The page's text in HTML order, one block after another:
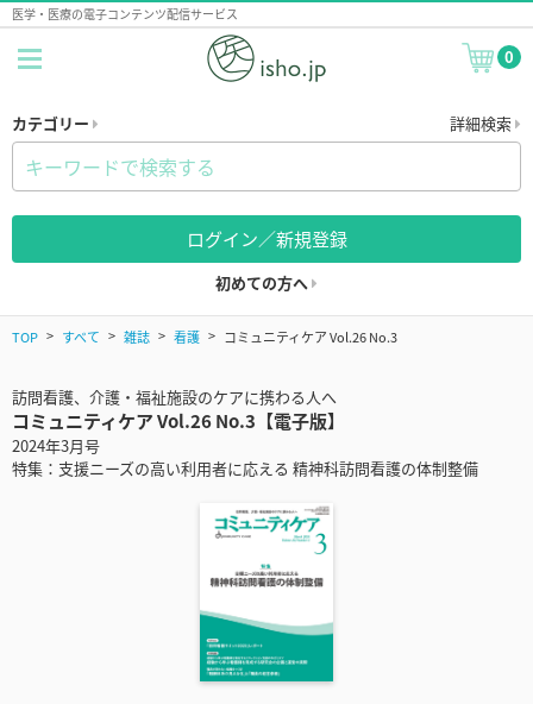
医学・医療の電子コンテンツ配信サービス
0
カテゴリー 詳細検索
ログイン／新規登録
初めての方へ
TOP すべて 雑誌 看護 コミュニティケア Vol.26 No.3
訪問看護、介護・福祉施設のケアに携わる人へ
コミュニティケア Vol.26 No.3【電子版】
2024年3月号
特集：支援ニーズの高い利用者に応える 精神科訪問看護の体制整備